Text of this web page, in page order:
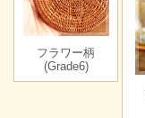
フラワー柄
(Grade6)